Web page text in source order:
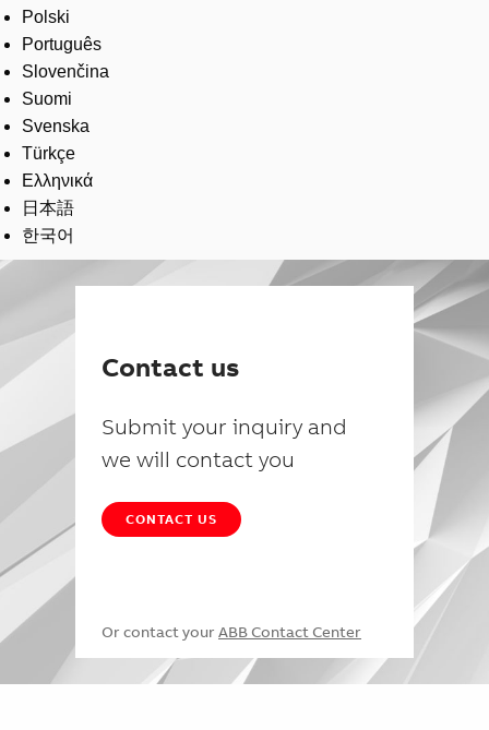
Polski
Português
Slovenčina
Suomi
Svenska
Türkçe
Ελληνικά
日本語
한국어
Contact us
Submit your inquiry and
we will contact you
CONTACT US
Or contact your ABB Contact Center